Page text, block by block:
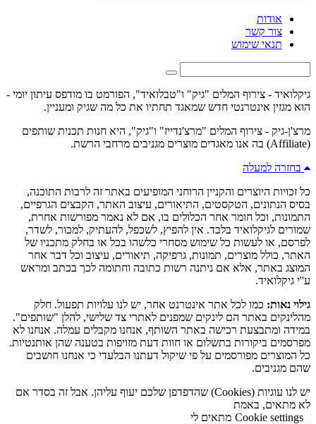
אודות
צור קשר
תנאי שימוש
גיקלואיד - צירוף המלים "גיק" ו"טבלואיד", הפורמט בו מודפס עיתון יומי -
הוא מגזין אינטרנטי חדש שמאגד תחתיו את כל מה שגיק ומעניין.
מרצ'ן-גיק - צירוף המלים "מרצ'נדייז" ו"גיק", היא חנות תכנית שותפים
(Affiliate) בה אנו מאגדים מוצרים מגניבים מרחבי הרשת.
בחזרה למעלה
כל זכויות היוצרים והקניין הרוחני המופיעים באתר זה לרבות התוכנה,
בסיס הנתונים, הטקסטים, התיאורים, עיצוב האתר, הקבצים הגרפיים,
התמונות, וכל חומר אחר הכלולים בו, אם לא נאמר מפורשות אחרת,
שמורים לגיקלואיד בלבד. אין להפיץ, לשכפל, להעתיק, למכור, לשדר,
לפרסם, או לעשות כל שימוש מסחרי כלשהו בכל או בחלק מתכניו של
האתר, כולל מוצרים, תמונות, גרפיקה, תיאורים, עיצוב וכל דבר אחר
המוצג באתר, אלא אם ניתנה רשות כתובה וחתומה לכך בכתב ומראש
ע''י גיקלואיד.
גילוי נאות: כמו לכל אתר אינטרנט אחר, יש לנו עלויות תפעול. חלק
מהלינקים באתר הם לינקים שמפנים לאתרי צד שלישי, להלן "שותפים".
במידה ומתבצעת רכישה באתר השותף, אנחנו מקבלים עמלה. אנחנו לא
מפרסמים ביקורות בתשלום או חוות דעת מזויפות בטענה שהן אותנטיות.
כל המוצרים מפורסמים על פי שיקול דעתנו הבלעדי כי אנחנו חושבים
שהם מגניבים.
יש לנו עוגיות (Cookies) שהדפדפן שלכם יעוף עליהן. אבל זה בסדר אם
לא מתאים, באמת
Cookie settings מתאים לי